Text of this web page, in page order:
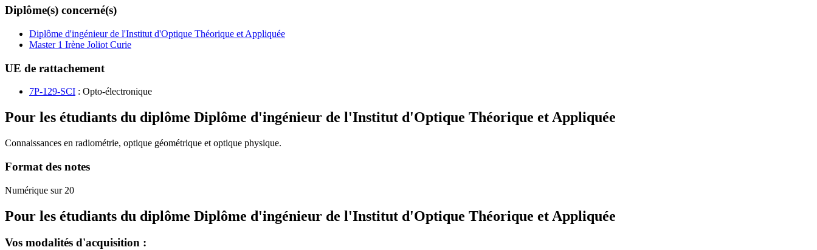
Diplôme(s) concerné(s)
Diplôme d'ingénieur de l'Institut d'Optique Théorique et Appliquée
Master 1 Irène Joliot Curie
UE de rattachement
7P-129-SCI : Opto-électronique
Pour les étudiants du diplôme Diplôme d'ingénieur de l'Institut d'Optique Théorique et Appliquée
Connaissances en radiométrie, optique géométrique et optique physique.
Format des notes
Numérique sur 20
Pour les étudiants du diplôme Diplôme d'ingénieur de l'Institut d'Optique Théorique et Appliquée
Vos modalités d'acquisition :